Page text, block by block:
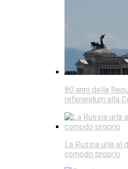
80 anni della
referendum alla
La Russia urla al
comodo proprio